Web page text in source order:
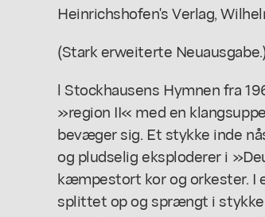
Heinrichshofen's Verlag,
(Stark erweiterte
l Stockhausens Hymnen fra
»region II« med en
bevæger sig. Et stykke inde
og pludselig eksploderer i
kæmpestort kor og orkester. I
splittet op og sprængt i